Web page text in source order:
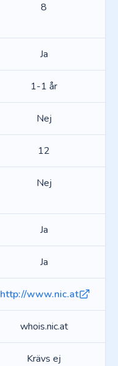
8
Ja
1-1 år
Nej
12
Nej
Ja
Ja
http://www.nic.at
whois.nic.at
Krävs ej